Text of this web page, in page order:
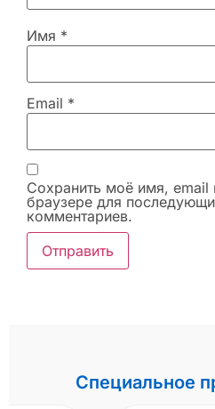
Имя *
Email *
Сохранить моё имя, email
браузере для
комментариев.
Специальное